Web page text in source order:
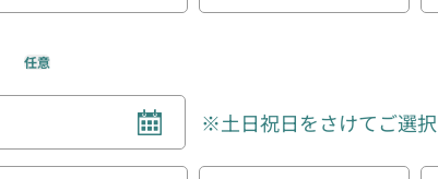
任意
※土日祝日をさけてご選